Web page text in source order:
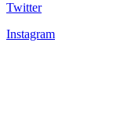
Twitter
Instagram